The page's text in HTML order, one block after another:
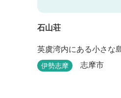
石山荘
英虞湾内にある小さな
伊勢志摩 志摩市